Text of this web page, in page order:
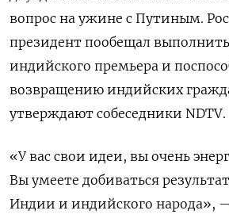
вопрос на ужине с Путиным.
президент пообещал
индийского премьера и
возвращению индийских
утверждают собеседники NDTV.
«У вас свои идеи, вы очень
Вы умеете добиваться
Индии и индийского народа»,